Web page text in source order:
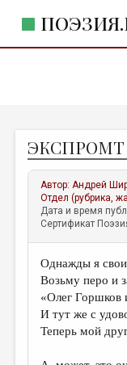
ЖАНРЫ
АВТОРЫ
КОММЕНТАРИИ
ЛИТСАЛОН
НОВОСТИ
ПРАВИЛА САЙТА
ОТДЕЛЫ И РУБРИКИ
ИЗБРАННОЕ
ЭКСПРОМТ
Автор:Андрей
Отдел (рубрика,
Дата и время
Сертификат
Однажды я
Возьму перо и
«Олег Горшков
И тут же с
Теперь мой